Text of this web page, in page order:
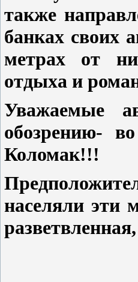
также
банках своих
метрах от
отдыха и
Уважаемые
обозрению-
Коломак!!!
населяли